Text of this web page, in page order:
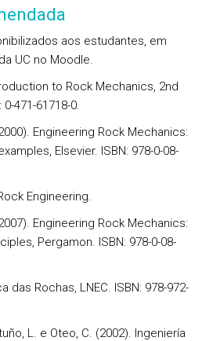
aos estudantes, em
UC no Moodle.
to Rock Mechanics, 2nd
471-61718-0.
Engineering Rock Mechanics:
Elsevier. ISBN: 978-0-08-
Engineering.
Engineering Rock Mechanics:
Pergamon. ISBN: 978-0-08-
das Rochas, LNEC. ISBN: 978-972-
L. e Oteo, C. (2002). Ingeniería